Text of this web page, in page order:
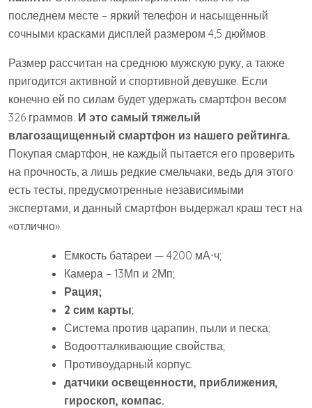
последнем месте – яркий телефон и насыщенный
сочными красками дисплей размером 4,5 дюймов.
Размер рассчитан на среднюю мужскую руку, а также
пригодится активной и спортивной девушке. Если
конечно ей по силам будет удержать смартфон весом
326 граммов. И это самый тяжелый
влагозащищенный смартфон из нашего рейтинга.
Покупая смартфон, не каждый пытается его проверить
на прочность, а лишь редкие смельчаки, ведь для этого
есть тесты, предусмотренные независимыми
экспертами, и данный смартфон выдержал краш тест на
«отлично».
Емкость батареи — 4200 мА⋅ч;
Камера – 13Мп и 2Мп;
Рация;
2 сим карты;
Система против царапин, пыли и песка;
Водоотталкивающие свойства;
Противоударный корпус.
датчики освещенности, приближения,
гироскоп, компас.